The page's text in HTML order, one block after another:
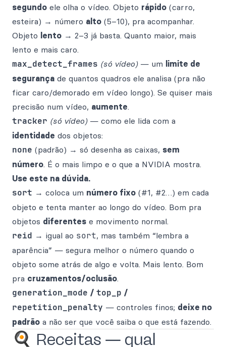
segundo ele olha o vídeo. Objeto rápido (carro,
esteira) → número alto (5–10), pra acompanhar.
Objeto lento → 2–3 já basta. Quanto maior, mais
lento e mais caro.
max_detect_frames (só vídeo)— um limite de
segurança de quantos quadros ele analisa (pra não
ficar caro/demorado em vídeo longo). Se quiser mais
precisão num vídeo, aumente.
tracker (só vídeo)— como ele lida com a
identidade dos objetos:
none (padrão) → só desenha as caixas, sem
número. É o mais limpo e o que a NVIDIA mostra.
Use este na dúvida.
sort → coloca um número fixo (#1, #2…) em cada
objeto e tenta manter ao longo do vídeo. Bom pra
objetos diferentes e movimento normal.
reid → igual ao sort, mas também “lembra a
aparência” — segura melhor o número quando o
objeto some atrás de algo e volta. Mais lento. Bom
pra cruzamentos/oclusão.
generation_mode / top_p /
repetition_penalty — controles finos; deixe no
padrão a não ser que você saiba o que está fazendo.
🍳 Receitas — qual